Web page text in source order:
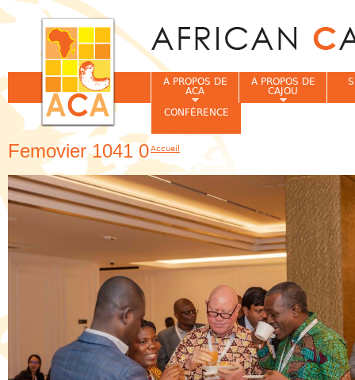
Femovier 1041 0
A PROPOS DE
ACA
A PROPOS DE
CAJOU
CONFÉRENCE
Vous êtes ici
Accueil